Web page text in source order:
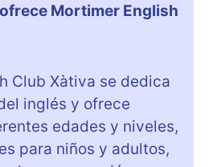
Mortimer English
Club Xàtiva se dedica
inglés y ofrece
edades y niveles,
para niños y adultos,